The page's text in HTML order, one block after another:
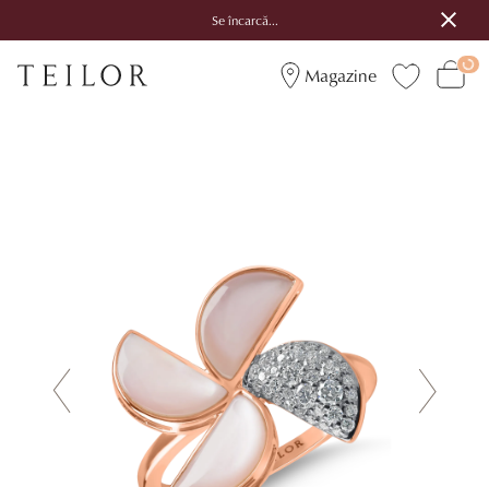
Se încarcă...
Magazine